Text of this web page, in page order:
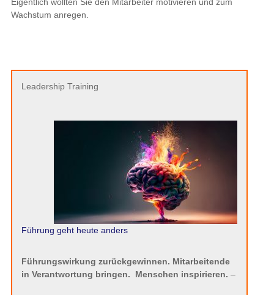
Wachstum anregen.
Leadership Training
Führung geht heute anders
Führungswirkung zurückgewinnen. Mitarbeitende
in Verantwortung bringen. Menschen inspirieren. –